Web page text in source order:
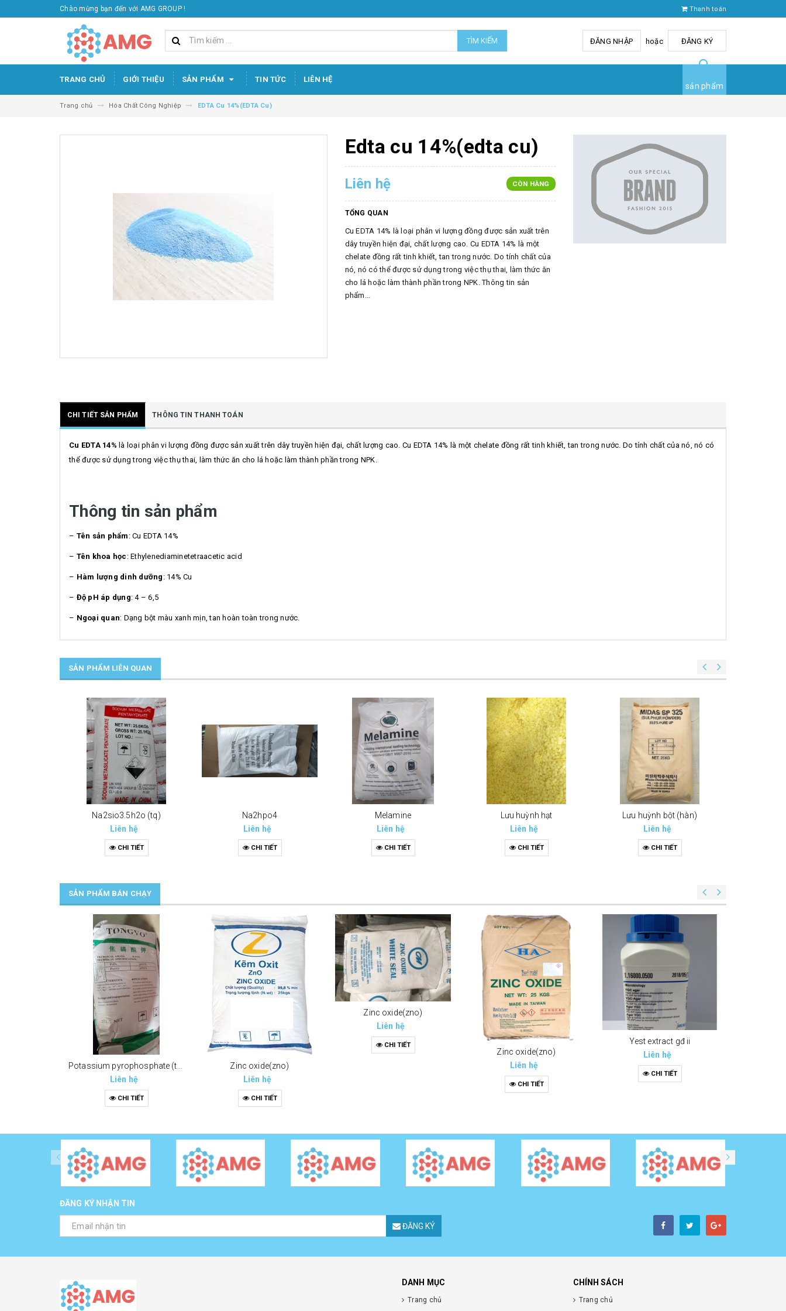
Chào mừng bạn đến với AMG GROUP ! Thanh toán
TÌM KIẾM ĐĂNG NHẬP hoặc ĐĂNG KÝ
TRANG CHỦ GIỚI THIỆU SẢN PHẨM TIN TỨC LIÊN HỆ
sản phẩm
Trang chủ Hóa Chất Công Nghiệp EDTA Cu 14%(EDTA Cu)
Edta cu 14%(edta cu)
Liên hệ CÒN HÀNG
TỔNG QUAN
Cu EDTA 14% là loại phân vi lượng đồng được sản xuất trên
dây truyền hiện đại, chất lượng cao. Cu EDTA 14% là một
chelate đồng rất tinh khiết, tan trong nước. Do tính chất của
nó, nó có thể được sử dụng trong việc thụ thai, làm thức ăn
cho lá hoặc làm thành phần trong NPK. Thông tin sản
phẩm...
CHI TIẾT SẢN PHẨM THÔNG TIN THANH TOÁN
Cu EDTA 14% là loại phân vi lượng đồng được sản xuất trên dây truyền hiện đại, chất lượng cao. Cu EDTA 14% là một chelate đồng rất tinh khiết, tan trong nước. Do tính chất của nó, nó có
thể được sử dụng trong việc thụ thai, làm thức ăn cho lá hoặc làm thành phần trong NPK.
Thông tin sản phẩm
– Tên sản phẩm : Cu EDTA 14%
– Tên khoa học : Ethylenediaminetetraacetic acid
– Hàm lượng dinh dưỡng : 14% Cu
– Độ pH áp dụng: 4 – 6,5
– Ngoại quan: Dạng bột màu xanh mịn, tan hoàn toàn trong nước.
SẢN PHẨM LIÊN QUAN
Na2sio3.5h2o (tq)
Liên hệ
CHI TIẾT
Na2hpo4
Liên hệ
CHI TIẾT
Melamine
Liên hệ
CHI TIẾT
Lưu huỳnh hạt
Liên hệ
CHI TIẾT
Lưu huỳnh bột (hàn)
Liên hệ
CHI TIẾT
SẢN PHẨM BÁN CHẠY
Liên hệ
CHI TIẾT
Zinc oxide(zno)
Liên hệ
CHI TIẾT
Zinc oxide(zno)
Liên hệ
CHI TIẾT
Zinc oxide(zno)
Liên hệ
CHI TIẾT
Yest extract gđ ii
Liên hệ
CHI TIẾT
ĐĂNG KÝ NHẬN TIN
ĐĂNG KÝ
DANH MỤC
Trang chủ
CHÍNH SÁCH
Trang chủ